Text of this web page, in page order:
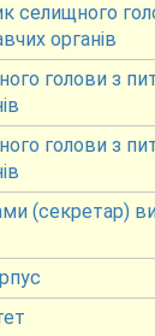
селищного
органів
голови з
голови з
(секретар)